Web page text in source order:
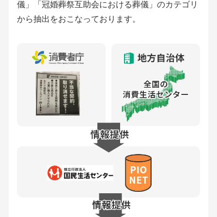
儀」「冠婚葬祭互助会における葬儀」のカテゴリ
から抽出をおこなっております。